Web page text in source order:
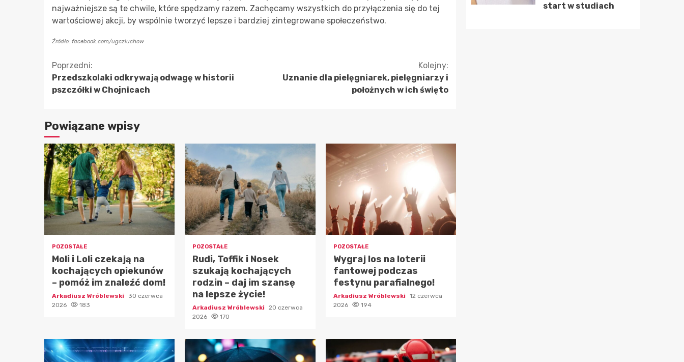
najważniejsze są te chwile, które spędzamy razem. Zachęcamy wszystkich do przyłączenia się do tej
wartościowej akcji, by wspólnie tworzyć lepsze i bardziej zintegrowane społeczeństwo.
Źródło: facebook.com/ugczluchow
Kontynuuj
czytanie
Poprzedni:
Przedszkolaki odkrywają odwagę w historii
pszczółki w Chojnicach
Kolejny:
Uznanie dla pielęgniarek, pielęgniarzy i
położnych w ich święto
Powiązane wpisy
POZOSTAŁE
Moli i Loli czekają na
kochających opiekunów
– pomóż im znaleźć dom!
Arkadiusz Wróblewski
30 czerwca
2026
183
POZOSTAŁE
Rudi, Toffik i Nosek
szukają kochających
rodzin – daj im szansę
na lepsze życie!
Arkadiusz Wróblewski
20 czerwca
2026
170
POZOSTAŁE
Wygraj los na loterii
fantowej podczas
festynu parafialnego!
Arkadiusz Wróblewski
12 czerwca
2026
194
start w studiach